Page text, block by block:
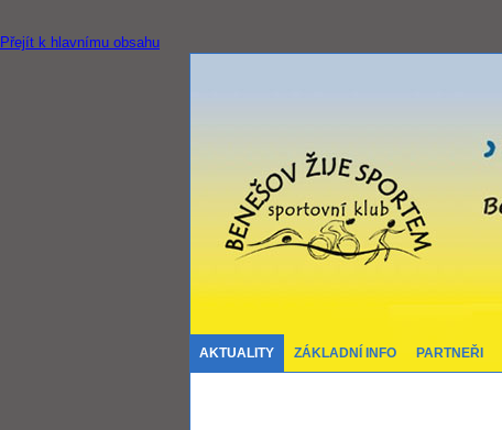
Přejít k hlavnímu obsahu
AKTUALITY ZÁKLADNÍ INFO PARTNEŘI